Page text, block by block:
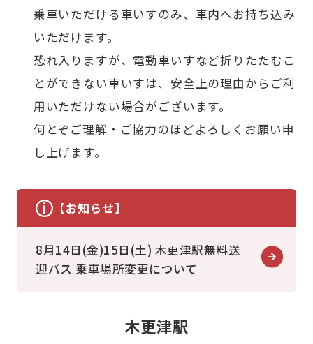
乗車いただける車いすのみ、車内へお持ち込み
いただけます。
恐れ入りますが、電動車いすなど折りたたむこ
とができない車いすは、安全上の理由からご利
用いただけない場合がございます。
何とぞご理解・ご協力のほどよろしくお願い申
し上げます。
【お知らせ】
8月14日(金)15日(土) 木更津駅無料送
迎バス 乗車場所変更について
木更津駅